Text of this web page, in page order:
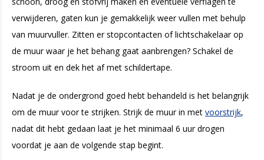
verwijderen, gaten kun je gemakkelijk weer vullen met behulp
van muurvuller. Zitten er stopcontacten of lichtschakelaar op
de muur waar je het behang gaat aanbrengen? Schakel de
stroom uit en dek het af met schildertape.
Nadat je de ondergrond goed hebt behandeld is het belangrijk
om de muur voor te strijken. Strijk de muur in met voorstrijk,
nadat dit hebt gedaan laat je het minimaal 6 uur drogen
voordat je aan de volgende stap begint.